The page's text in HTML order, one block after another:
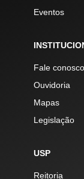
Eventos
Fale conosco
Ouvidoria
Mapas
Legislação
USP
Reitoria